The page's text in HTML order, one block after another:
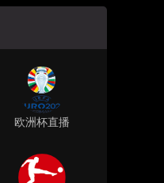
欧洲杯直播